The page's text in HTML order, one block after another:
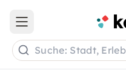
Open main menu
Suche: Stadt,